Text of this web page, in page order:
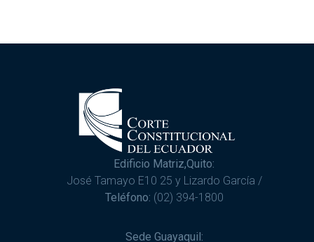
Edificio Matriz,Quito:
José Tamayo E10 25 y Lizardo García /
Teléfono: (02) 394-1800
Sede Guayaquil: